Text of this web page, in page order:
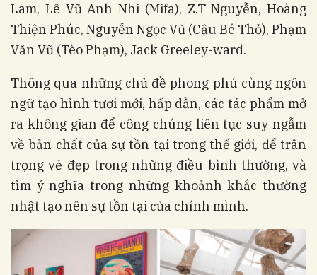
Lam, Lê Vũ Anh Nhi (Mifa), Z.T Nguyễn, Hoàng
Thiện Phúc, Nguyễn Ngọc Vũ (Cậu Bé Thỏ), Phạm
Văn Vũ (Tèo Phạm), Jack Greeley-ward.
Thông qua những chủ đề phong phú cùng ngôn
ngữ tạo hình tươi mới, hấp dẫn, các tác phẩm mở
ra không gian để công chúng liên tục suy ngẫm
về bản chất của sự tồn tại trong thế giới, để trân
trọng vẻ đẹp trong những điều bình thường, và
tìm ý nghĩa trong những khoảnh khắc thường
nhật tạo nên sự tồn tại của chính mình.